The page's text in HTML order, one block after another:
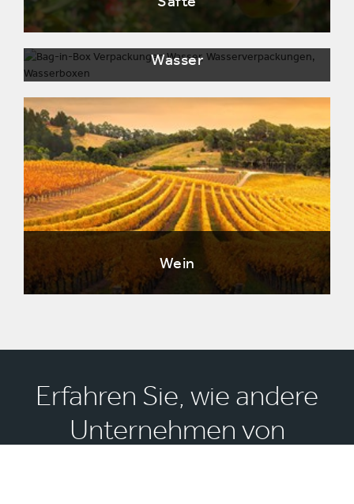
Wasser
Wein
Erfahren Sie, wie andere
Unternehmen von